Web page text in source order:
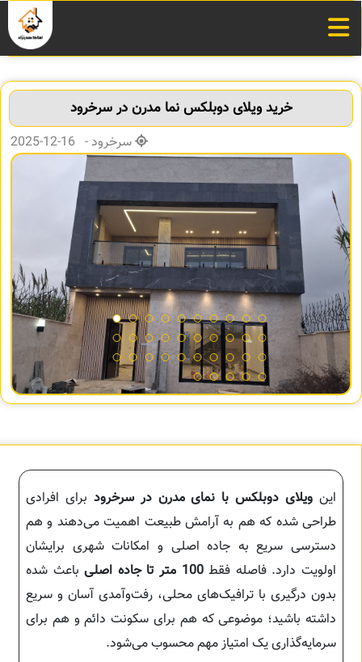
خرید ویلای دوبلکس نما مدرن در سرخرود
سرخرود - 16-12-2025
این ویلای دوبلکس با نمای مدرن در سرخرود برای افرادی
طراحی شده که هم به آرامش طبیعت اهمیت می‌دهند و هم
دسترسی سریع به جاده اصلی و امکانات شهری برایشان
اولویت دارد. فاصله فقط100 متر تا جاده اصلی
باعث شده
بدون درگیری با ترافیک‌های محلی، رفت‌وآمدی آسان و سریع
داشته باشید؛ موضوعی که هم برای سکونت دائم و هم برای
سرمایه‌گذاری یک امتیاز مهم محسوب می‌شود.